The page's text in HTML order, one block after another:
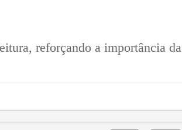
reforçando a importância da